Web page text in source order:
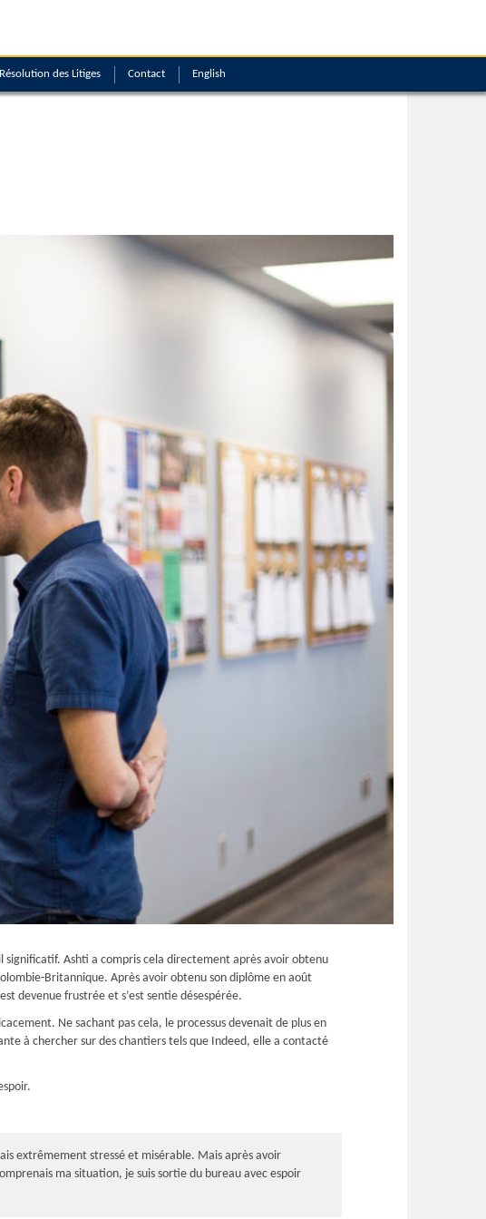
Résolution des Litiges Contact English
significatif. Ashti a compris cela directement après avoir obtenu
Britannique. Après avoir obtenu son diplôme en août
devenue frustrée et s’est sentie désespérée.
Ne sachant pas cela, le processus devenait de plus en
à chercher sur des chantiers tels que Indeed, elle a contacté
extrêmement stressé et misérable. Mais après avoir
ma situation, je suis sortie du bureau avec espoir